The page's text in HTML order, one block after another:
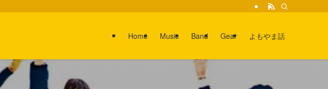
Home Music Band Gear よもやま話